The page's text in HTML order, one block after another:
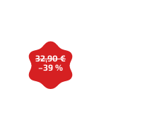
32,90 €
–39 %